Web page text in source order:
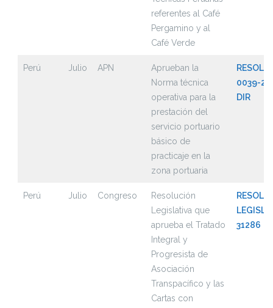
referentes al Café
Pergamino y al
Café Verde
Perú Julio APN
Aprueban la
Norma técnica
operativa para la
prestación del
servicio portuario
básico de
practicaje en la
zona portuaria
0039-
DIR
Perú Julio Congreso
Resolución
Legislativa que
aprueba el Tratado
Integral y
Progresista de
Asociación
Transpacífico y las
Cartas con
31286